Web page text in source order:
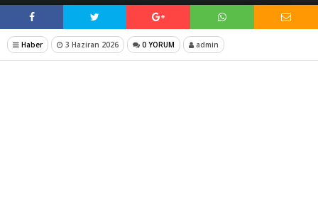
Haber 3 Haziran 2026 0 YORUM admin